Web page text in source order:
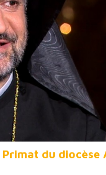
du diocèse